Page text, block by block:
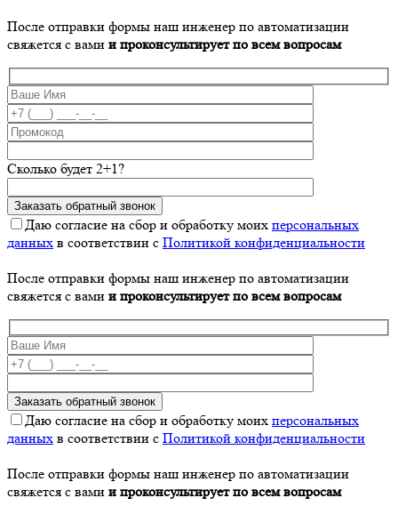
После отправки формы наш инженер по автоматизации
свяжется с вами и проконсультирует по всем вопросам
Сколько будет 2+1?
Даю согласие на сбор и обработку моих персональных
данных в соответствии с Политикой конфиденциальности
После отправки формы наш инженер по автоматизации
свяжется с вами и проконсультирует по всем вопросам
Даю согласие на сбор и обработку моих персональных
данных в соответствии с Политикой конфиденциальности
После отправки формы наш инженер по автоматизации
свяжется с вами и проконсультирует по всем вопросам